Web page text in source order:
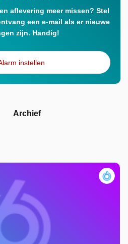
aflevering meer missen? Stel
een e-mail als er nieuwe
zijn. Handig!
instellen
Archief